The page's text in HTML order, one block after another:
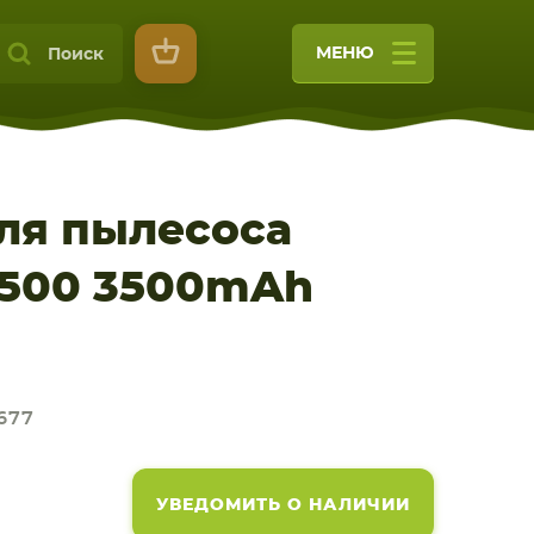
Поиск МЕНЮ
пылесоса
3500mAh
УВЕДОМИТЬ О НАЛИЧИИ